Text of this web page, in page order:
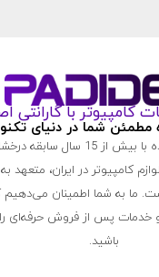
با گارانتی
مطمئن شما در دنیای
فروشگاه لوازم کامپیوتر پدیده با بیش از
کامپیوتر در ایران، متعهد به
ما به شما اطمینان می‌دهیم که
پس از فروش حرفه‌ای را در
باشید.